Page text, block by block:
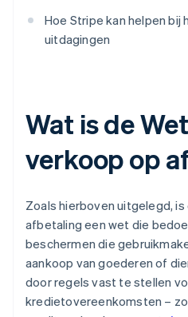
Hoe Stripe kan helpen bij
uitdagingen
Wat is de
verkoop op
Zoals hierboven uitgelegd,
afbetaling een wet die
beschermen die
aankoop van goederen of
door regels vast te stellen
kredietovereenkomsten –